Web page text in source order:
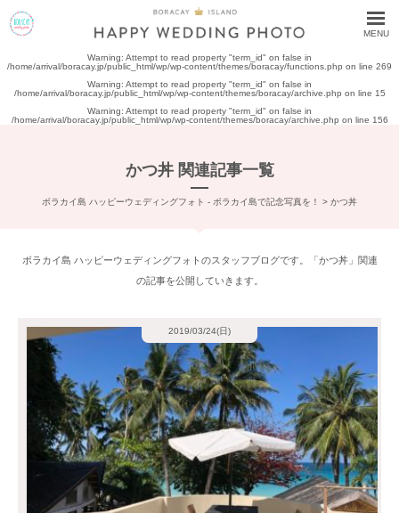
MENU
Warning: Attempt to read property "term_id" on false in
/home/arrival/boracay.jp/public_html/wp/wp-content/themes/boracay/functions.php on line 269
Warning: Attempt to read property "term_id" on false in
/home/arrival/boracay.jp/public_html/wp/wp-content/themes/boracay/archive.php on line 15
Warning: Attempt to read property "term_id" on false in
/home/arrival/boracay.jp/public_html/wp/wp-content/themes/boracay/archive.php on line 156
かつ丼 関連記事一覧
ボラカイ島 ハッピーウェディングフォト - ボラカイ島で記念写真を！ > かつ丼
ボラカイ島 ハッピーウェディングフォトのスタッフブログです。「かつ丼」関連
の記事を公開していきます。
2019/03/24(日)